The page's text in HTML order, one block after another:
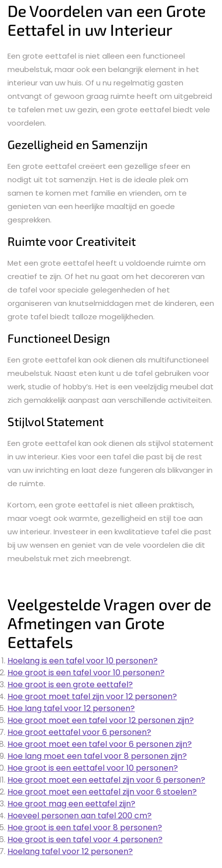
De Voordelen van een Grote
Eettafel in uw Interieur
Een grote eettafel is niet alleen een functioneel
meubelstuk, maar ook een belangrijk element in het
interieur van uw huis. Of u nu regelmatig gasten
ontvangt of gewoon graag ruimte heeft om uitgebreid
te tafelen met uw gezin, een grote eettafel biedt vele
voordelen.
Gezelligheid en Samenzijn
Een grote eettafel creëert een gezellige sfeer en
nodigt uit tot samenzijn. Het is de ideale plek om
samen te komen met familie en vrienden, om te
genieten van een heerlijke maaltijd en goede
gesprekken.
Ruimte voor Creativiteit
Met een grote eettafel heeft u voldoende ruimte om
creatief te zijn. Of het nu gaat om het decoreren van
de tafel voor speciale gelegenheden of het
organiseren van knutselmiddagen met de kinderen, een
grote tafel biedt talloze mogelijkheden.
Functioneel Design
Een grote eettafel kan ook dienen als multifunctioneel
meubelstuk. Naast eten kunt u de tafel gebruiken voor
werk, studie of hobby’s. Het is een veelzijdig meubel dat
zich gemakkelijk aanpast aan verschillende activiteiten.
Stijlvol Statement
Een grote eettafel kan ook dienen als stijlvol statement
in uw interieur. Kies voor een tafel die past bij de rest
van uw inrichting en laat deze fungeren als blikvanger in
de ruimte.
Kortom, een grote eettafel is niet alleen praktisch,
maar voegt ook warmte, gezelligheid en stijl toe aan
uw interieur. Investeer in een kwalitatieve tafel die past
bij uw wensen en geniet van de vele voordelen die dit
meubelstuk met zich meebrengt.
Veelgestelde Vragen over de
Afmetingen van Grote
Eettafels
Hoelang is een tafel voor 10 personen?
Hoe groot is een tafel voor 10 personen?
Hoe groot is een grote eettafel?
Hoe groot moet tafel zijn voor 12 personen?
Hoe lang tafel voor 12 personen?
Hoe groot moet een tafel voor 12 personen zijn?
Hoe groot eettafel voor 6 personen?
Hoe groot moet een tafel voor 6 personen zijn?
Hoe lang moet een tafel voor 8 personen zijn?
Hoe groot is een eettafel voor 10 personen?
Hoe groot moet een eettafel zijn voor 6 personen?
Hoe groot moet een eettafel zijn voor 6 stoelen?
Hoe groot mag een eettafel zijn?
Hoeveel personen aan tafel 200 cm?
Hoe groot is een tafel voor 8 personen?
Hoe groot is een tafel voor 4 personen?
Hoelang tafel voor 12 personen?